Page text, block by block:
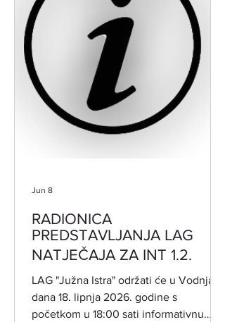
dostupne male infrastrukture i usluga,
jačanj
RADIONICA
PREDSTAVLJANJA LAG
NATJEČAJA ZA INT 1.2.
​LAG "Južna Istra" održati će u Vodnjanu
dana 18. lipnja 2026. godine s
početkom u 18:00 sati informativnu
Jun 8